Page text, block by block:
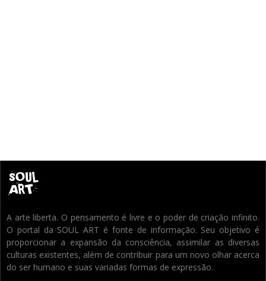
A arte liberta. O pensamento é livre e o poder de criação infinito.
O portal da SOUL ART é fonte de informação. Seu objetivo é
proporcionar a expansão da consciência, assimilar as diversas
culturas existentes, além de contribuir para um novo olhar acerca
do ser humano e suas variadas formas de expressão.